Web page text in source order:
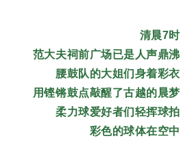
清晨7时
范大夫祠前广场已是人声鼎沸
腰鼓队的大姐们身着彩衣
用铿锵鼓点敲醒了古越的晨梦
柔力球爱好者们轻挥球拍
彩色的球体在空中